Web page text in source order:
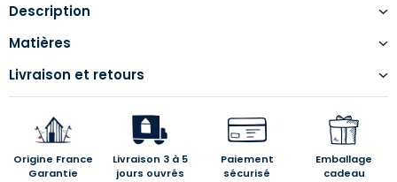
Description
Matières
Livraison et retours
Origine France
Garantie
Livraison 3 à 5
jours ouvrés
Paiement
sécurisé
Emballage
cadeau